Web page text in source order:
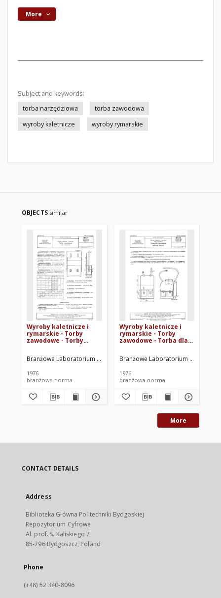
More
Subject and keywords:
torba narzędziowa
torba zawodowa
wyroby kaletnicze
wyroby rymarskie
OBJECTS similar
Wyroby kaletnicze i
rymarskie - Torby
zawodowe - Torby
75/8501-17 Arkusz 01
Branżowe Laboratorium Przemysłu Kaletniczo-Rymarskiego,
1976
branżowa norma
Wyroby kaletnicze i
rymarskie - Torby
zawodowe - Torba dla
mienia BN-75/8501-17
Arkusz 06
Branżowe Laboratorium
1976
branżowa norma
More
CONTACT DETAILS
Address
Biblioteka Główna Politechniki Bydgoskiej
Repozytorium Cyfrowe
Al. prof. S. Kaliskiego 7
85-796 Bydgoszcz, Poland
Phone
(+48) 52 340-8096